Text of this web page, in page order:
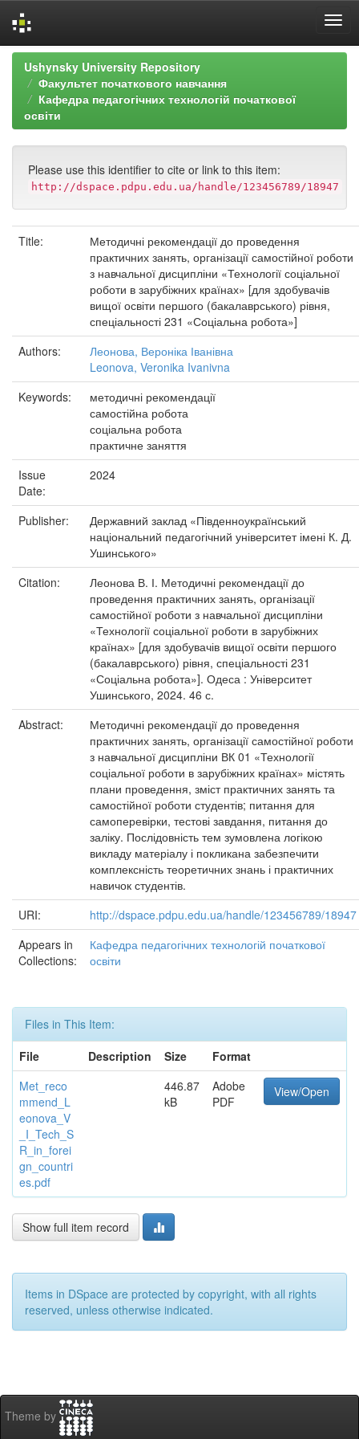
Skip
navigation
Ushynsky University Repository
Факультет початкового навчання
Кафедра педагогічних технологій початкової
освіти
Please use this identifier to cite or link to this item:
http://dspace.pdpu.edu.ua/handle/123456789/18947
Title:
Методичні рекомендації до проведення
практичних занять, організації самостійної роботи
з навчальної дисципліни «Технології соціальної
роботи в зарубіжних країнах» [для здобувачів
вищої освіти першого (бакалаврського) рівня,
спеціальності 231 «Соціальна робота»]
Authors:
Леонова, Вероніка Іванівна
Leonova, Veronika Ivanivna
Keywords:
методичні рекомендації
самостійна робота
соціальна робота
практичне заняття
Issue
Date:
2024
Publisher:
Державний заклад «Південноукраїнський
національний педагогічний університет імені К. Д.
Ушинського»
Citation:
Леонова В. І. Методичні рекомендації до
проведення практичних занять, організації
самостійної роботи з навчальної дисципліни
«Технології соціальної роботи в зарубіжних
країнах» [для здобувачів вищої освіти першого
(бакалаврського) рівня, спеціальності 231
«Соціальна робота»]. Одеса : Університет
Ушинського, 2024. 46 с.
Abstract:
Методичні рекомендації до проведення
практичних занять, організації самостійної роботи
з навчальної дисципліни ВК 01 «Технології
соціальної роботи в зарубіжних країнах» містять
плани проведення, зміст практичних занять та
самостійної роботи студентів; питання для
самоперевірки, тестові завдання, питання до
заліку. Послідовність тем зумовлена логікою
викладу матеріалу і покликана забезпечити
комплексність теоретичних знань і практичних
навичок студентів.
URI:
http://dspace.pdpu.edu.ua/handle/123456789/18947
Appears in
Collections:
Кафедра педагогічних технологій початкової
освіти
Files in This Item:
File
Description Size
Format
Met_reco
mmend_L
eonova_V
_I_Tech_S
R_in_forei
gn_countri
es.pdf
446.87
kB
Adobe
PDF
View/Open
Show full item record
Items in DSpace are protected by copyright, with all rights
reserved, unless otherwise indicated.
Theme by